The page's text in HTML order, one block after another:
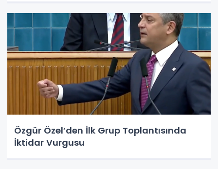
Özgür Özel’den İlk Grup Toplantısında
İktidar Vurgusu